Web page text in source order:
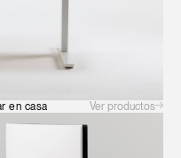
en casa Ver productos